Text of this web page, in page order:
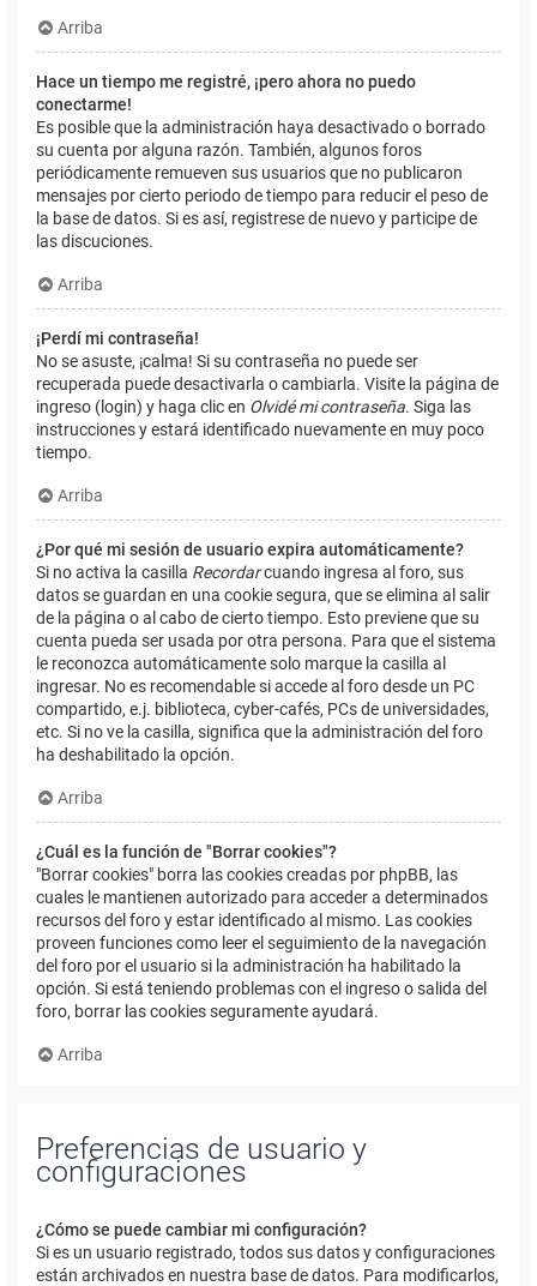
Arriba
Hace un tiempo me registré, ¡pero ahora no puedo
conectarme!
Es posible que la administración haya desactivado o borrado
su cuenta por alguna razón. También, algunos foros
periódicamente remueven sus usuarios que no publicaron
mensajes por cierto periodo de tiempo para reducir el peso de
la base de datos. Si es así, registrese de nuevo y participe de
las discuciones.
Arriba
¡Perdí mi contraseña!
No se asuste, ¡calma! Si su contraseña no puede ser
recuperada puede desactivarla o cambiarla. Visite la página de
ingreso (login) y haga clic en Olvidé mi contraseña. Siga las
instrucciones y estará identificado nuevamente en muy poco
tiempo.
Arriba
¿Por qué mi sesión de usuario expira automáticamente?
Si no activa la casilla Recordarcuando ingresa al foro, sus
datos se guardan en una cookie segura, que se elimina al salir
de la página o al cabo de cierto tiempo. Esto previene que su
cuenta pueda ser usada por otra persona. Para que el sistema
le reconozca automáticamente solo marque la casilla al
ingresar. No es recomendable si accede al foro desde un PC
compartido, e.j. biblioteca, cyber-cafés, PCs de universidades,
etc. Si no ve la casilla, significa que la administración del foro
ha deshabilitado la opción.
Arriba
¿Cuál es la función de "Borrar cookies"?
"Borrar cookies" borra las cookies creadas por phpBB, las
cuales le mantienen autorizado para acceder a determinados
recursos del foro y estar identificado al mismo. Las cookies
proveen funciones como leer el seguimiento de la navegación
del foro por el usuario si la administración ha habilitado la
opción. Si está teniendo problemas con el ingreso o salida del
foro, borrar las cookies seguramente ayudará.
Arriba
Preferencias de usuario y
configuraciones
¿Cómo se puede cambiar mi configuración?
Si es un usuario registrado, todos sus datos y configuraciones
están archivados en nuestra base de datos. Para modificarlos,